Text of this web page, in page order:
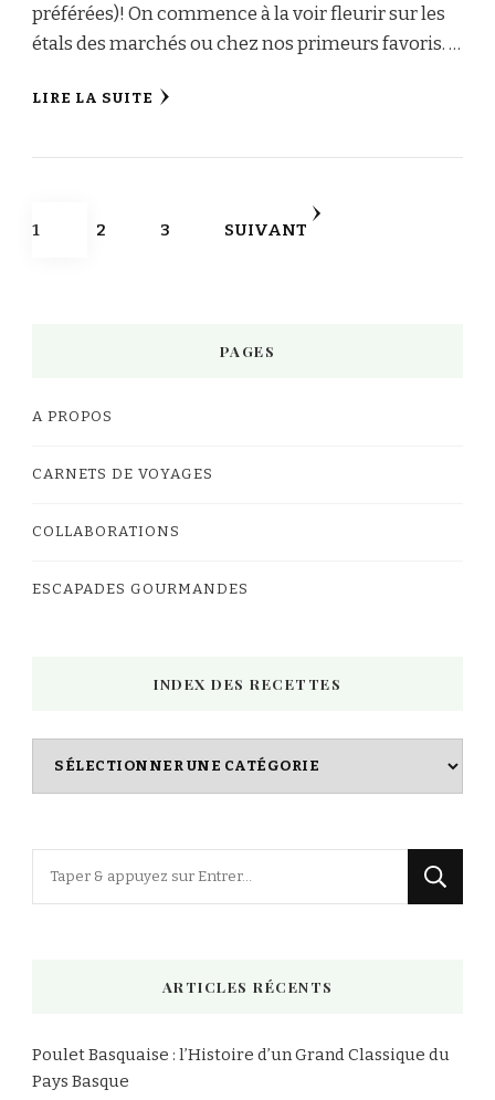
préférées)! On commence à la voir fleurir sur les
étals des marchés ou chez nos primeurs favoris. …
LIRE LA SUITE
Pagination
PAGE
1 PAGE
2 PAGE
3 SUIVANT
PAGES
A PROPOS
CARNETS DE VOYAGES
COLLABORATIONS
ESCAPADES GOURMANDES
INDEX DES RECETTES
Index
ARTICLES RÉCENTS
Poulet Basquaise : l’Histoire d’un Grand Classique du
Pays Basque